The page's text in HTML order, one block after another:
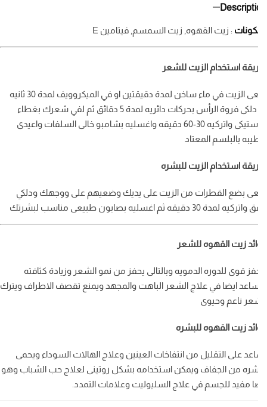
: زيت القهوه, زيت السمسم, فيتامين E
استخدام الزيت للشعر
ضعى الزيت في ماء ساخن لمدة دقيقتين او في الميكروويف لمدة 30 ثانيه
ثم دلكى فروة الرأس بحركات دائريه لمدة 5 دقائق ثم لفي شعرك بغطاء
بلاستيكى واتركيه 30-60 دقيقه واغسليه بشامبو خالى السلفات واعيدى
بالبلسم المعتاد
استخدام الزيت للبشره
بضع القطرات من الزيت على يديك وضعيهم على ووجهك ودلكي
لمدة 30 دقيقه ثم اغسليه بصابون طبيعى مناسب لبشرتك
زيت القهوه للشعر
قوى للدوره الدمويه وبالتالى يحفز من نمو الشعر وزيادة كثافته
ايضا في علاج الشعر الباهت والمجهد ويمنع تقصف الاطراف ويترك
ناعم وحيوى
زيت القهوه للبشره
على التقليل من انتفاخات العينين وعلاج الهالات السوداء ويحمى
من الجفاف ويمكن استخدامه بشكل روتينى لعلاج حب الشباب وهو
مفيد للجسم في علاج السليوليت وعلامات التمدد.